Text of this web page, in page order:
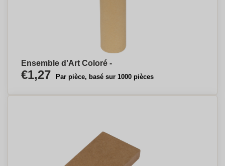
Ensemble d'Art Coloré -
€1,27 Par pièce, basé sur 1000 pièces